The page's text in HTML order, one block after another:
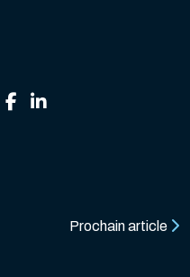
Prochain article